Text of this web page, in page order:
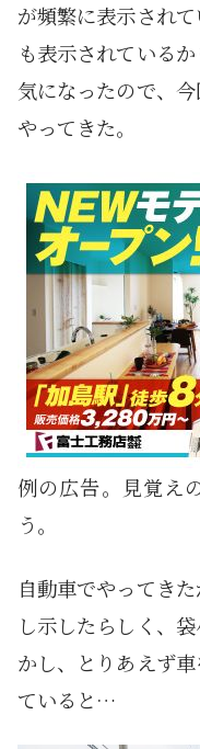
が頻繁に表示され
も表示されている
気になったので、
やってきた。
例の広告。見覚え
う。
自動車でやってき
し示したらしく、
かし、とりあえず
ていると…